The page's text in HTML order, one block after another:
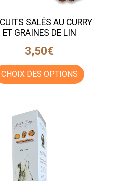
SALÉS AU CURRY
ET GRAINES DE LIN
3,50€
CHOIX DES OPTIONS